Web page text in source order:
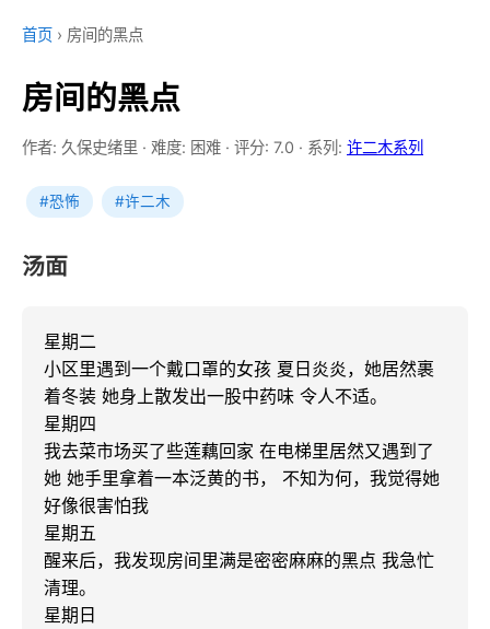
首页 › 房间的黑点
房间的黑点
作者: 久保史绪里 · 难度: 困难 · 评分: 7.0 · 系列: 许二木系列
#恐怖 #许二木
汤面
星期二
小区里遇到一个戴口罩的女孩 夏日炎炎，她居然裹
着冬装 她身上散发出一股中药味 令人不适。
星期四
我去菜市场买了些莲藕回家 在电梯里居然又遇到了
她 她手里拿着一本泛黄的书， 不知为何，我觉得她
好像很害怕我
星期五
醒来后，我发现房间里满是密密麻麻的黑点 我急忙
清理。
星期日